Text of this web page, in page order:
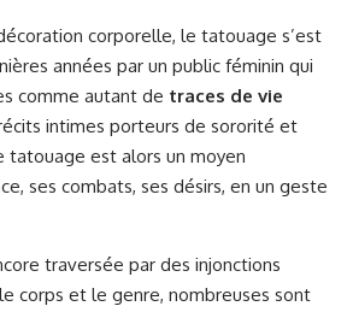
corporelle, le tatouage s’est
années par un public féminin qui
comme autant de traces de vie
intimes porteurs de sororité et
tatouage est alors un moyen
ses combats, ses désirs, en un geste
traversée par des injonctions
corps et le genre, nombreuses sont